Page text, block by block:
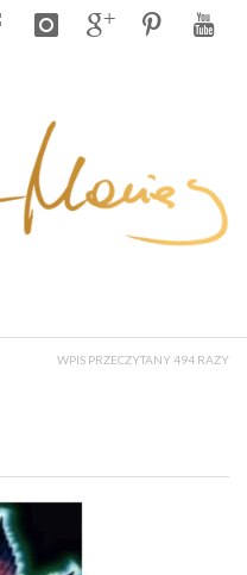
WPIS PRZECZYTANY 494 RAZY